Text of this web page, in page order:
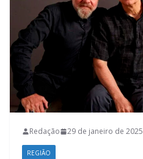
Redação 29 de janeiro de 2025
REGIÃO